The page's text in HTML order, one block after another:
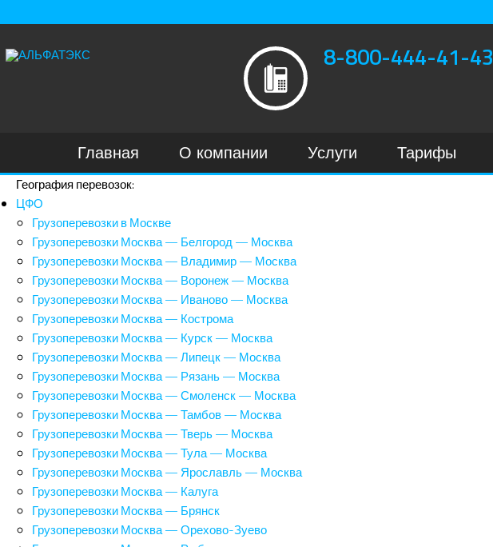
8-800-444-41-43
Главная О компании Услуги Тарифы
География перевозок:
ЦФО
Грузоперевозки в Москве
Грузоперевозки Москва — Белгород — Москва
Грузоперевозки Москва — Владимир — Москва
Грузоперевозки Москва — Воронеж — Москва
Грузоперевозки Москва — Иваново — Москва
Грузоперевозки Москва — Кострома
Грузоперевозки Москва — Курск — Москва
Грузоперевозки Москва — Липецк — Москва
Грузоперевозки Москва — Рязань — Москва
Грузоперевозки Москва — Смоленск — Москва
Грузоперевозки Москва — Тамбов — Москва
Грузоперевозки Москва — Тверь — Москва
Грузоперевозки Москва — Тула — Москва
Грузоперевозки Москва — Ярославль — Москва
Грузоперевозки Москва — Калуга
Грузоперевозки Москва — Брянск
Грузоперевозки Москва — Орехово-Зуево